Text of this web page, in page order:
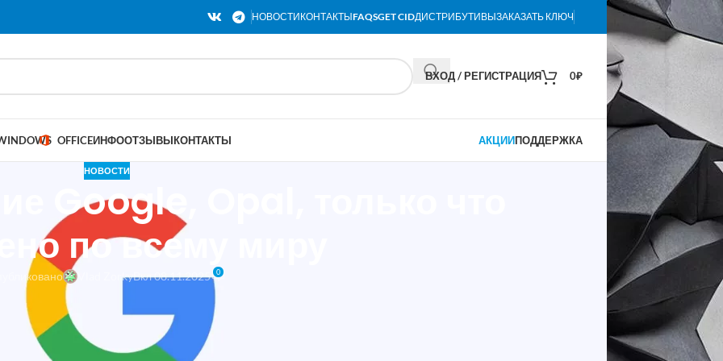
НОВОСТИКОНТАКТЫFAQSGET CIDДИСТРИБУТИВЫЗАКАЗАТЬ КЛЮЧ
ВХОД / РЕГИСТРАЦИЯ 0₽
OFFICEИНФООТЗЫВЫКОНТАКТЫ АКЦИИПОДДЕРЖКА
НОВОСТИ
Google, Opal, только что
по всему миру
Vlad ZorkyВкл 08.11.2025 0
без кода от Google Labs, Opal, был расширен с 16 стран до более чем 160 стран.
помечен как Экспериментальный от Google, так что не ожидайте, что всё будет работать